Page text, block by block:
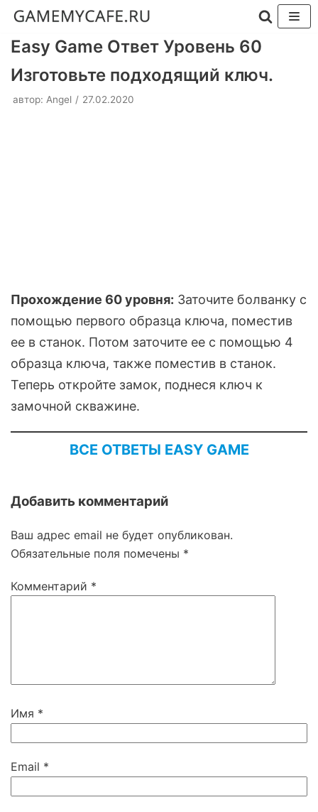
Перейти
содержимому
Easy Game Ответ Уровень 60
Изготовьте подходящий ключ.
автор: Angel 27.02.2020
Прохождение 60 уровня: Заточите болванку с
помощью первого образца ключа, поместив
ее в станок. Потом заточите ее с помощью 4
образца ключа, также поместив в станок.
Теперь откройте замок, поднеся ключ к
замочной скважине.
ВСЕ ОТВЕТЫ EASY GAME
Добавить комментарий
Ваш адрес email не будет опубликован.
Обязательные поля помечены *
Комментарий *
Имя *
Email *